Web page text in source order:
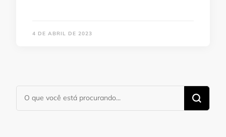
4 DE ABRIL DE 2023
Procurando
algo?